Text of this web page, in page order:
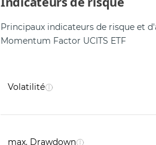
Principaux indicateurs de risque et
Momentum Factor UCITS ETF
Volatilité
max. Drawdown